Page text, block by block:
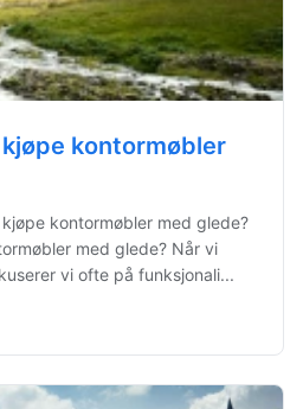
kontormøbler
kontormøbler med glede?
med glede? Når vi
vi ofte på funksjonali...